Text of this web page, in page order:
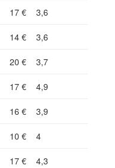
17 € 3,6
14 € 3,6
20 € 3,7
17 € 4,9
16 € 3,9
10 € 4
17 € 4,3